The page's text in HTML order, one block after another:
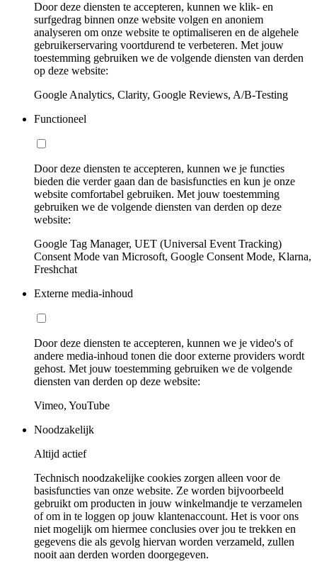
Door deze diensten te accepteren, kunnen we klik- en
surfgedrag binnen onze website volgen en anoniem
analyseren om onze website te optimaliseren en de algehele
gebruikerservaring voortdurend te verbeteren. Met jouw
toestemming gebruiken we de volgende diensten van derden
op deze website:
Google Analytics, Clarity, Google Reviews, A/B-Testing
Functioneel
Door deze diensten te accepteren, kunnen we je functies
bieden die verder gaan dan de basisfuncties en kun je onze
website comfortabel gebruiken. Met jouw toestemming
gebruiken we de volgende diensten van derden op deze
website:
Google Tag Manager, UET (Universal Event Tracking)
Consent Mode van Microsoft, Google Consent Mode, Klarna,
Freshchat
Externe media-inhoud
Door deze diensten te accepteren, kunnen we je video's of
andere media-inhoud tonen die door externe providers wordt
gehost. Met jouw toestemming gebruiken we de volgende
diensten van derden op deze website:
Vimeo, YouTube
Noodzakelijk
Altijd actief
Technisch noodzakelijke cookies zorgen alleen voor de
basisfuncties van onze website. Ze worden bijvoorbeeld
gebruikt om producten in jouw winkelmandje te verzamelen
of om in te loggen op jouw klantenaccount. Het is voor ons
niet mogelijk om hiermee conclusies over jou te trekken en
gegevens die als gevolg hiervan worden verzameld, zullen
nooit aan derden worden doorgegeven.